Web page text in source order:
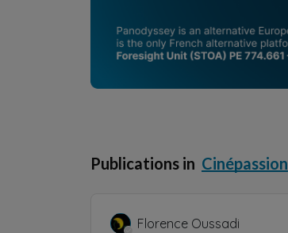
Publications in Cinépassion
Florence Oussadi